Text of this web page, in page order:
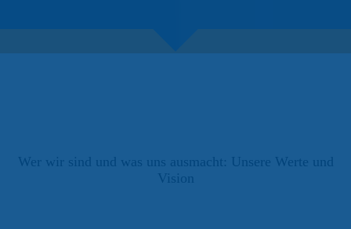
Wer wir sind und was uns ausmacht: Unsere Werte und
Vision